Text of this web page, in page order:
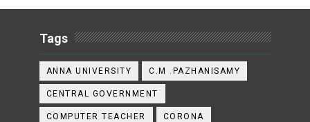
Tags
ANNA UNIVERSITY C.M .PAZHANISAMY
CENTRAL GOVERNMENT
COMPUTER TEACHER CORONA